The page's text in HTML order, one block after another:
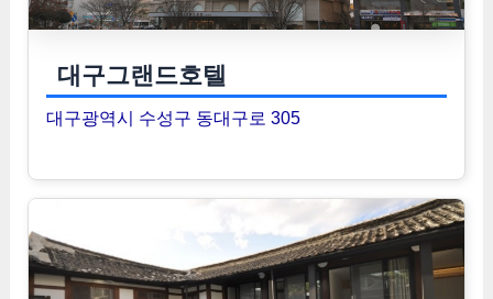
대구그랜드호텔
대구광역시 수성구 동대구로 305